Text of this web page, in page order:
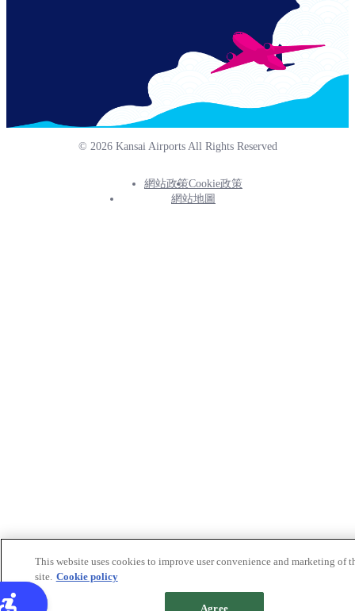
© 2026 Kansai Airports All Rights Reserved
Footer
網站政策Cookie政策
網站地圖
This website uses cookies to improve user convenience and marketing of
site. Cookie policy
Agree